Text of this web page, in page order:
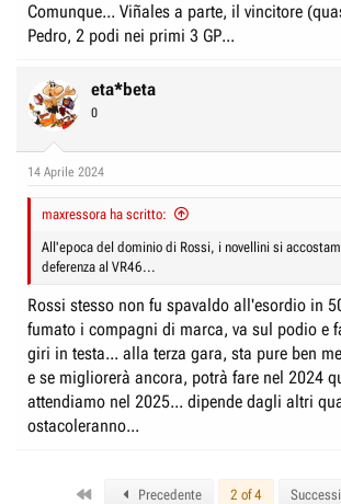
Comunque... Viñales a parte, il vincitore
Pedro, 2 podi nei primi 3 GP...
eta*beta
0
14 Aprile 2024
maxressora ha scritto:
All'epoca del dominio di Rossi, i novellini si
deferenza al VR46...
Rossi stesso non fu spavaldo all'esordio in
fumato i compagni di marca, va sul podio e
giri in testa... alla terza gara, sta pure ben
e se migliorerà ancora, potrà fare nel 2024
attendiamo nel 2025... dipende dagli altri
ostacoleranno...
Precedente 2 of 4